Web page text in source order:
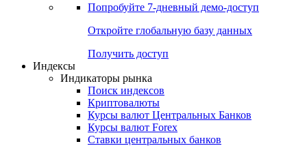
Попробуйте 7-дневный демо-доступ
Откройте глобальную базу данных
Получить доступ
Индексы
Индикаторы рынка
Поиск индексов
Криптовалюты
Курсы валют Центральных Банков
Курсы валют Forex
Ставки центральных банков